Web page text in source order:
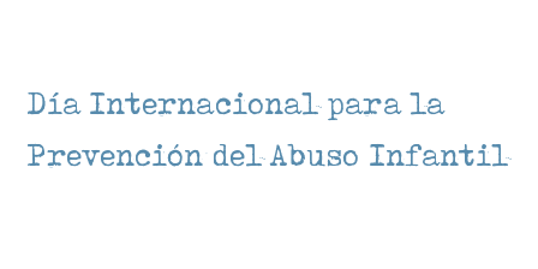
Día Internacional para la
Prevención del Abuso Infantil